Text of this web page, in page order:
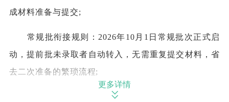
成材料准备与提交;
常规批衔接规则：2026年10月1日常规批次正式启
动，提前批未录取者自动转入，无需重复提交材料，省
去二次准备的繁琐流程;
正式入学时间：2027年8月初，预留充足时间办理
更多详情